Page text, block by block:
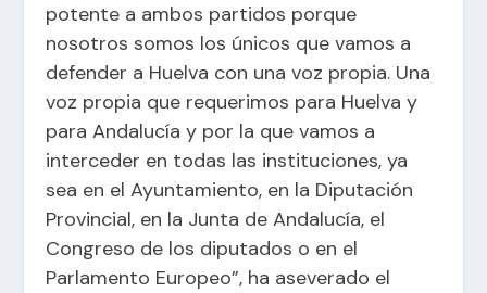
potente a ambos partidos porque
nosotros somos los únicos que vamos a
defender a Huelva con una voz propia. Una
voz propia que requerimos para Huelva y
para Andalucía y por la que vamos a
interceder en todas las instituciones, ya
sea en el Ayuntamiento, en la Diputación
Provincial, en la Junta de Andalucía, el
Congreso de los diputados o en el
Parlamento Europeo”, ha aseverado el